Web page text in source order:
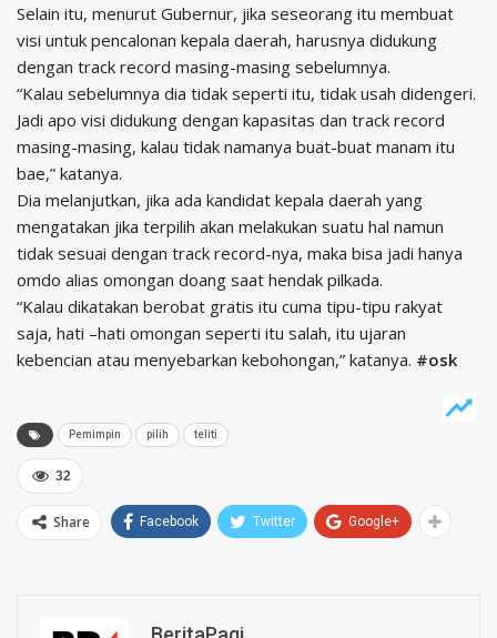
Selain itu, menurut Gubernur, jika seseorang itu membuat
visi untuk pencalonan kepala daerah, harusnya didukung
dengan track record masing-masing sebelumnya.
“Kalau sebelumnya dia tidak seperti itu, tidak usah didengeri.
Jadi apo visi didukung dengan kapasitas dan track record
masing-masing, kalau tidak namanya buat-buat manam itu
bae,” katanya.
Dia melanjutkan, jika ada kandidat kepala daerah yang
mengatakan jika terpilih akan melakukan suatu hal namun
tidak sesuai dengan track record-nya, maka bisa jadi hanya
omdo alias omongan doang saat hendak pilkada.
“Kalau dikatakan berobat gratis itu cuma tipu-tipu rakyat
saja, hati –hati omongan seperti itu salah, itu ujaran
kebencian atau menyebarkan kebohongan,” katanya. #osk
Pemimpin pilih teliti
32
Share Facebook Twitter Google+